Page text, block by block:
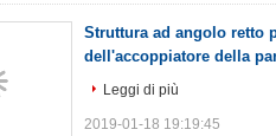
Struttura ad angolo retto
dell'accoppiatore della
Leggi di più
2019-01-18 19:19:45